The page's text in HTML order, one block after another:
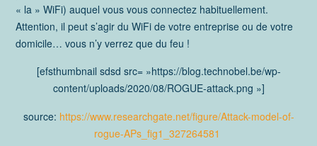
« la » WiFi) auquel vous vous connectez habituellement.
Attention, il peut s’agir du WiFi de votre entreprise ou de votre
domicile… vous n’y verrez que du feu !
[efsthumbnail sdsd src= »https://blog.technobel.be/wp-
content/uploads/2020/08/ROGUE-attack.png »]
source: https://www.researchgate.net/figure/Attack-model-of-
rogue-APs_fig1_327264581